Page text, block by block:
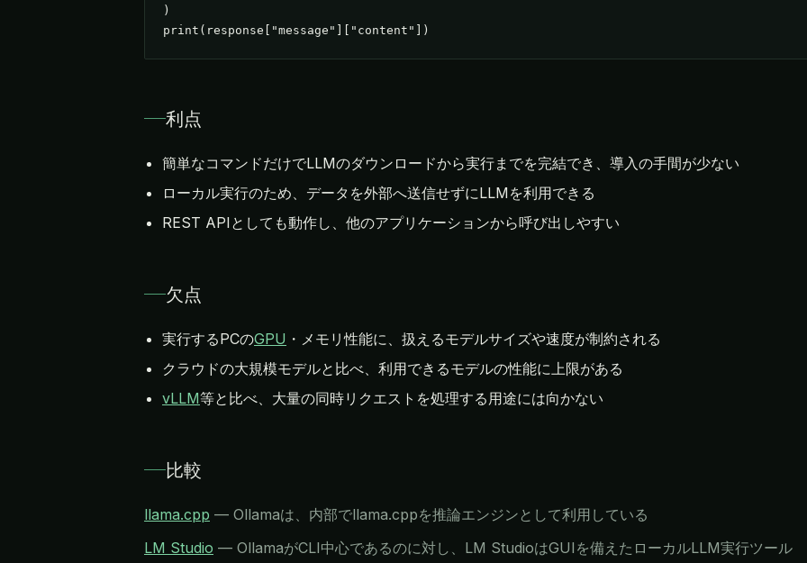
)
print(response["message"]["content"])
利点
簡単なコマンドだけでLLMのダウンロードから実行までを完結でき、導入の手間が少ない
ローカル実行のため、データを外部へ送信せずにLLMを利用できる
REST APIとしても動作し、他のアプリケーションから呼び出しやすい
欠点
実行するPCのGPU ・メモリ性能に、扱えるモデルサイズや速度が制約される
クラウドの大規模モデルと比べ、利用できるモデルの性能に上限がある
vLLM等と比べ、大量の同時リクエストを処理する用途には向かない
比較
llama.cpp — Ollamaは、内部でllama.cppを推論エンジンとして利用している
LM Studio — OllamaがCLI中心であるのに対し、LM StudioはGUIを備えたローカルLLM実行ツール